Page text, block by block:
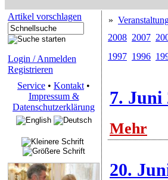
Artikel vorschlagen
Login / Anmelden
Registrieren
Service • Kontakt •
Impressum &
Datenschutzerklärung
»
2008 2007
1997 1996
7. Juni
Mehr
20.